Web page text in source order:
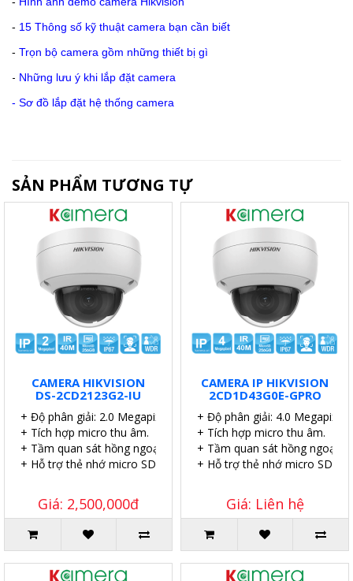
- 15 Thông số kỹ thuật camera bạn cần biết
- Trọn bộ camera gồm những thiết bị gì
- Những lưu ý khi lắp đặt camera
- Sơ đồ lắp đặt hệ thống camera
SẢN PHẨM TƯƠNG TỰ
CAMERA HIKVISION
DS-2CD2123G2-IU
+ Độ phân giải: 2.0 Megapixel.
+ Tích hợp micro thu âm.
+ Tầm quan sát hồng ngoại: 40 mét.
+ Hỗ trợ thẻ nhớ micro SD 256GB.
Giá: 2,500,000đ
CAMERA IP HIKVISION
2CD1D43G0E-GPRO
+ Độ phân giải: 4.0 Megapixel.
+ Tích hợp micro thu âm.
+ Tầm quan sát hồng ngoại:
+ Hỗ trợ thẻ nhớ micro SD
Giá: Liên hệ